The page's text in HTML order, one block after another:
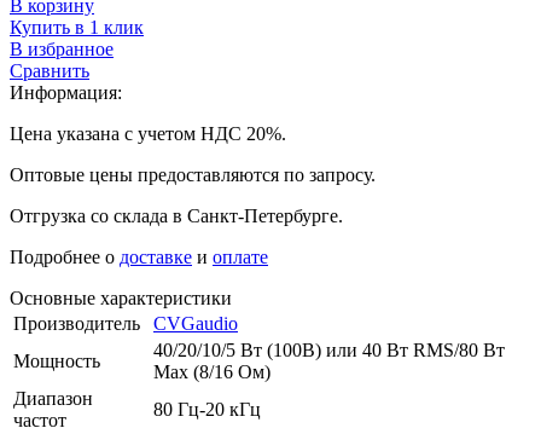
В корзину
Купить в 1 клик
В избранное
Сравнить
Информация:
Цена указана с учетом НДС 20%.
Оптовые цены предоставляются по запросу.
Отгрузка со склада в Санкт-Петербурге.
Подробнее о доставке и оплате
Основные характеристики
Производитель
CVGaudio
Мощность
40/20/10/5 Вт (100В) или 40 Вт RMS/80 Вт
Мах (8/16 Ом)
Диапазон
частот
80 Гц-20 кГц